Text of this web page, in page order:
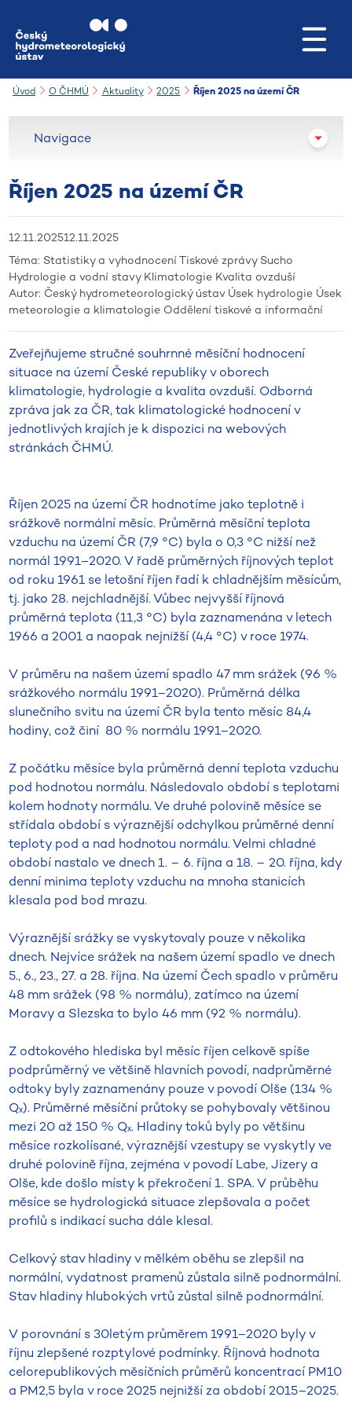
Úvod O ČHMÚ Aktuality 2025 Říjen 2025 na území ČR
Říjen 2025 na území ČR
12.11.202512.11.2025
Téma: Statistiky a vyhodnoceníTiskové zprávy Sucho
Hydrologie a vodní stavy Klimatologie Kvalita ovzduší
Autor: Český hydrometeorologický ústav Úsek hydrologie Úsek
meteorologie a klimatologie Oddělení tiskové a informační
Zveřejňujeme stručné souhrnné měsíční hodnocení
situace na území České republiky v oborech
klimatologie, hydrologie a kvalita ovzduší. Odborná
zpráva jak za ČR, tak klimatologické hodnocení v
jednotlivých krajích je k dispozici na webových
stránkách ČHMÚ.
Říjen 2025 na území ČR hodnotíme jako teplotně i
srážkově normální měsíc. Průměrná měsíční teplota
vzduchu na území ČR (7,9 °C) byla o 0,3 °C nižší než
normál 1991–2020. V řadě průměrných říjnových teplot
od roku 1961 se letošní říjen řadí k chladnějším měsícům,
tj. jako 28. nejchladnější. Vůbec nejvyšší říjnová
průměrná teplota (11,3 °C) byla zaznamenána v letech
1966 a 2001 a naopak nejnižší (4,4 °C) v roce 1974.
V průměru na našem území spadlo 47 mm srážek (96 %
srážkového normálu 1991–2020). Průměrná délka
slunečního svitu na území ČR byla tento měsíc 84,4
hodiny, což činí 80 % normálu 1991–2020.
Z počátku měsíce byla průměrná denní teplota vzduchu
pod hodnotou normálu. Následovalo období s teplotami
kolem hodnoty normálu. Ve druhé polovině měsíce se
střídala období s výraznější odchylkou průměrné denní
teploty pod a nad hodnotou normálu. Velmi chladné
období nastalo ve dnech 1. – 6. října a 18. – 20. října, kdy
denní minima teploty vzduchu na mnoha stanicích
klesala pod bod mrazu.
Výraznější srážky se vyskytovaly pouze v několika
dnech. Nejvíce srážek na našem území spadlo ve dnech
5., 6., 23., 27. a 28. října. Na území Čech spadlo v průměru
48 mm srážek (98 % normálu), zatímco na území
Moravy a Slezska to bylo 46 mm (92 % normálu).
Z odtokového hlediska byl měsíc říjen celkově spíše
podprůměrný ve většině hlavních povodí, nadprůměrné
odtoky byly zaznamenány pouze v povodí Olše (134 %
Qₓ). Průměrné měsíční průtoky se pohybovaly většinou
mezi 20 až 150 % Qₓ. Hladiny toků byly po většinu
měsíce rozkolísané, výraznější vzestupy se vyskytly ve
druhé polovině října, zejména v povodí Labe, Jizery a
Olše, kde došlo místy k překročení 1. SPA. V průběhu
měsíce se hydrologická situace zlepšovala a počet
profilů s indikací sucha dále klesal.
Celkový stav hladiny v mělkém oběhu se zlepšil na
normální, vydatnost pramenů zůstala silně podnormální.
Stav hladiny hlubokých vrtů zůstal silně podnormální.
V porovnání s 30letým průměrem 1991–2020 byly v
říjnu zlepšené rozptylové podmínky. Říjnová hodnota
celorepublikových měsíčních průměrů koncentrací PM10
a PM2,5 byla v roce 2025 nejnižší za období 2015–2025.
Navigace